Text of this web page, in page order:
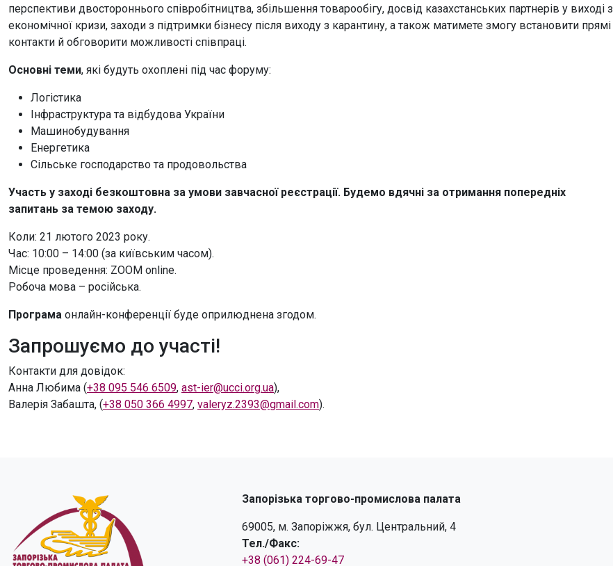
перспективи двостороннього співробітництва, збільшення товарообігу, досвід казахстанських партнерів у виході з
економічної кризи, заходи з підтримки бізнесу після виходу з карантину, а також матимете змогу встановити прямі
контакти й обговорити можливості співпраці.
Основні теми, які будуть охоплені під час форуму:
Логістика
Інфраструктура та відбудова України
Машинобудування
Енергетика
Сільське господарство та продовольства
Участь у заході безкоштовна за умови завчасної реєстрації. Будемо вдячні за отримання попередніх
запитань за темою заходу.
Коли: 21 лютого 2023 року.
Час: 10:00 – 14:00 (за київським часом).
Місце проведення: ZOOM online.
Робоча мова – російська.
Програма онлайн-конференції буде оприлюднена згодом.
Запрошуємо до участі!
Контакти для довідок:
Анна Любима (+38 095 546 6509, ast-ier@ucci.org.ua),
Валерія Забашта, (+38 050 366 4997, valeryz.2393@gmail.com).
Запорізька торгово-промислова палата
69005, м. Запоріжжя, бул. Центральний, 4
Тел./Факс:
+38 (061) 224-69-47